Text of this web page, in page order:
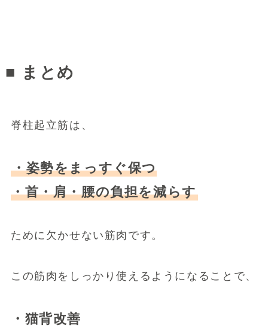
■ まとめ
脊柱起立筋は、
・姿勢をまっすぐ保つ
・首・肩・腰の負担を減らす
ために欠かせない筋肉です。
この筋肉をしっかり使えるようになることで、
・猫背改善